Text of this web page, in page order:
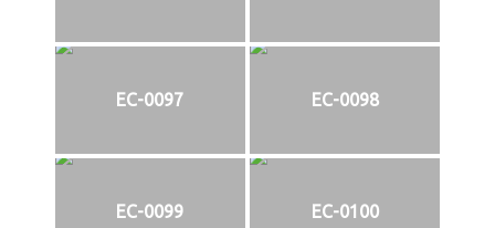
EC-0097 EC-0098
EC-0099 EC-0100